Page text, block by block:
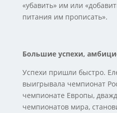
«убавить» им или
питания им прописать».
Большие успехи,
Успехи пришли быстро.
выигрывала чемпионат
чемпионате Европы,
чемпионатов мира,